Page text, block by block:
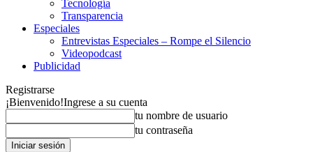
Tecnología
Transparencia
Especiales
Entrevistas Especiales – Rompe el Silencio
Videopodcast
Publicidad
Registrarse
¡Bienvenido!Ingrese a su cuenta
tu nombre de usuario
tu contraseña